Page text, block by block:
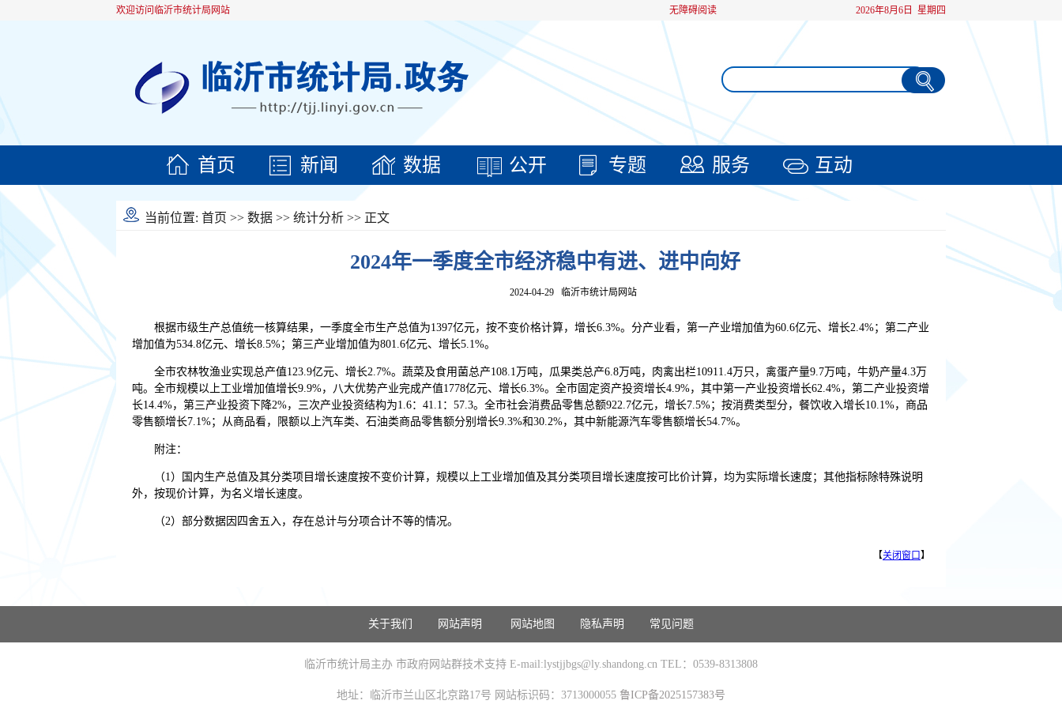
欢迎访问临沂市统计局网站 无障碍阅读 2026年8月6日 星期四
首页 新闻 数据 公开 专题 服务 互动
当前位置: 首页 >> 数据 >> 统计分析 >> 正文
2024年一季度全市经济稳中有进、进中向好
2024-04-29 临沂市统计局网站
根据市级生产总值统一核算结果，一季度全市生产总值为1397亿元，按不变价格计算，增长6.3%。分产业看，第一产业增加值为60.6亿元、增长2.4%；第二产业
增加值为534.8亿元、增长8.5%；第三产业增加值为801.6亿元、增长5.1%。
全市农林牧渔业实现总产值123.9亿元、增长2.7%。蔬菜及食用菌总产108.1万吨，瓜果类总产6.8万吨，肉禽出栏10911.4万只，禽蛋产量9.7万吨，牛奶产量4.3万
吨。全市规模以上工业增加值增长9.9%，八大优势产业完成产值1778亿元、增长6.3%。全市固定资产投资增长4.9%，其中第一产业投资增长62.4%，第二产业投资增
长14.4%，第三产业投资下降2%，三次产业投资结构为1.6：41.1：57.3。全市社会消费品零售总额922.7亿元，增长7.5%；按消费类型分，餐饮收入增长10.1%，商品
零售额增长7.1%；从商品看，限额以上汽车类、石油类商品零售额分别增长9.3%和30.2%，其中新能源汽车零售额增长54.7%。
附注：
（1）国内生产总值及其分类项目增长速度按不变价计算，规模以上工业增加值及其分类项目增长速度按可比价计算，均为实际增长速度；其他指标除特殊说明
外，按现价计算，为名义增长速度。
（2）部分数据因四舍五入，存在总计与分项合计不等的情况。
【关闭窗口】
关于我们 网站声明 网站地图 隐私声明 常见问题
临沂市统计局主办 市政府网站群技术支持 E-mail:lystjjbgs@ly.shandong.cn TEL：0539-8313808
地址：临沂市兰山区北京路17号 网站标识码：3713000055 鲁ICP备2025157383号